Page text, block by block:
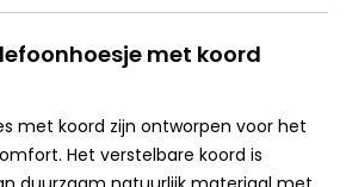
met koord
met koord zijn ontworpen voor het
Het verstelbare koord is